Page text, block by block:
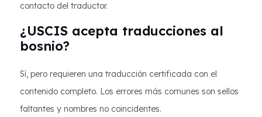
contacto del traductor.
¿USCIS acepta traducciones al
bosnio?
Sí, pero requieren una traducción certificada con el
contenido completo. Los errores más comunes son sellos
faltantes y nombres no coincidentes.